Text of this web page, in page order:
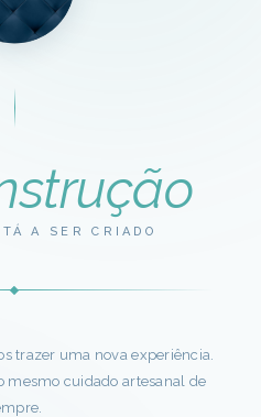
A SER CRIADO
trazer uma nova experiência.
mesmo cuidado artesanal de